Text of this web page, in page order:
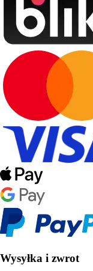
Wysyłka i zwrot